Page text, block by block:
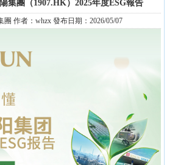
集團（1907.HK）2025年度ESG報告
團 作者： whzx 發布日期： 2026/05/07